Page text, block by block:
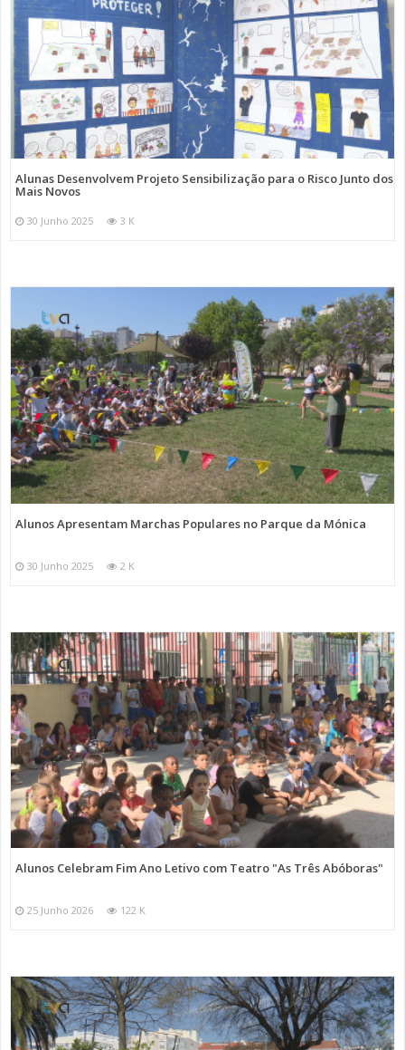
Alunas Desenvolvem Projeto Sensibilização para o Risco Junto dos
Mais Novos
30 Junho 2025 3 K
Alunos Apresentam Marchas Populares no Parque da Mónica
30 Junho 2025 2 K
Alunos Celebram Fim Ano Letivo com Teatro "As Três Abóboras"
25 Junho 2026 122 K